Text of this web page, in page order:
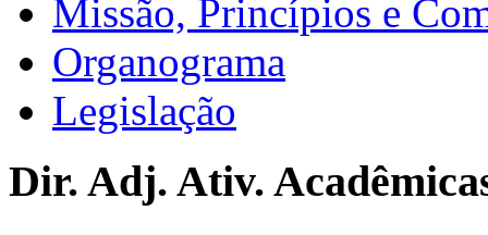
Missão, Princípios e
Organograma
Legislação
Dir. Adj. Ativ.